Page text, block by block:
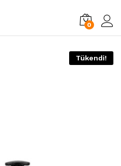
0
Tükendi!